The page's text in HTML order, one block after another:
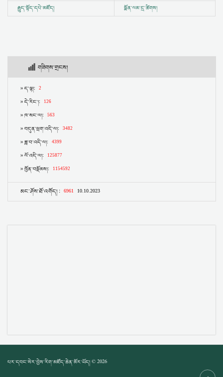
རྒྱུད་སྟོད་དཔེ་མཛོད།
སྨོན་ལམ་དྲ་ཚིགས།
པར་དབང་སེར་བྱེས་རིག་མཛོད་ཆེན་མོར་ཡོད། © 2026